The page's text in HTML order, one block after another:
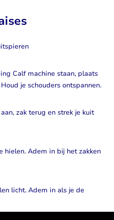
Calf machine staan, plaats
je schouders ontspannen.
zak terug en strek je kuit
hielen. Adem in bij het zakken
licht. Adem in als je de